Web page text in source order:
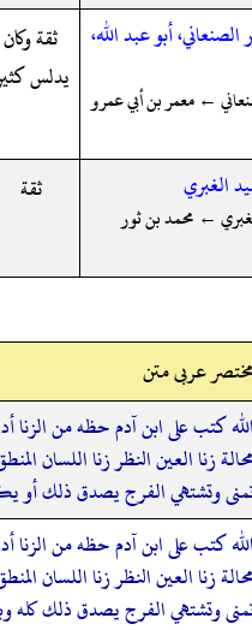
أبو عبد الله،
← معمر بن أبي عمرو
ثقة وكان
يدلس
الغبري
← محمد بن ثور
ثقة
مختصر عربی متن
الله كتب على ابن آدم حظه من الزنا
محالة زنا العين النظر زنا اللسان
وتشتهي الفرج يصدق ذلك أو
الله كتب على ابن آدم حظه من الزنا
محالة زنا العين النظر زنا اللسان
وتشتهي الفرج يصدق ذلك كله